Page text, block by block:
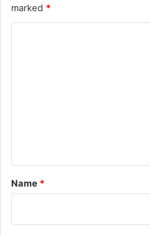
marked *
*
Name *